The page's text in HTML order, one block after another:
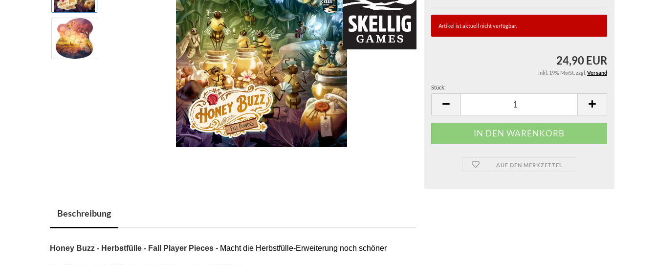
Artikel ist aktuell nicht verfügbar.
24,90 EUR
inkl. 19% MwSt. zzgl. Versand
Stück:
AUF DEN MERKZETTEL
Beschreibung
Honey Buzz - Herbstfülle - Fall Player Pieces - Macht die Herbstfülle-Erweiterung noch schöner